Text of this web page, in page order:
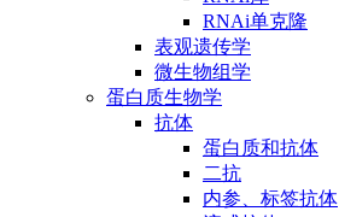
RNAi单克隆
表观遗传学
微生物组学
蛋白质生物学
抗体
蛋白质和抗体
二抗
内参、标签抗体